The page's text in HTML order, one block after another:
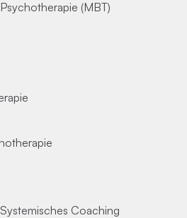
(MBT)
Coaching